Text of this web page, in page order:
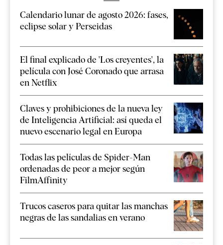
Calendario lunar de agosto 2026: fases,
eclipse solar y Perseidas
El final explicado de 'Los creyentes', la
película con José Coronado que arrasa
en Netflix
Claves y prohibiciones de la nueva ley
de Inteligencia Artificial: así queda el
nuevo escenario legal en Europa
Todas las películas de Spider-Man
ordenadas de peor a mejor según
FilmAffinity
Trucos caseros para quitar las manchas
negras de las sandalias en verano